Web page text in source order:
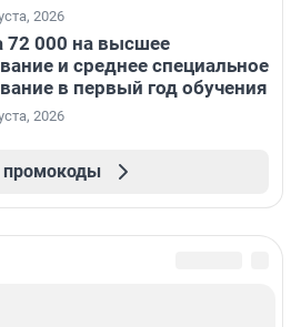
2026
72 000 на высшее
и среднее специальное
в первый год обучения
2026
промокоды